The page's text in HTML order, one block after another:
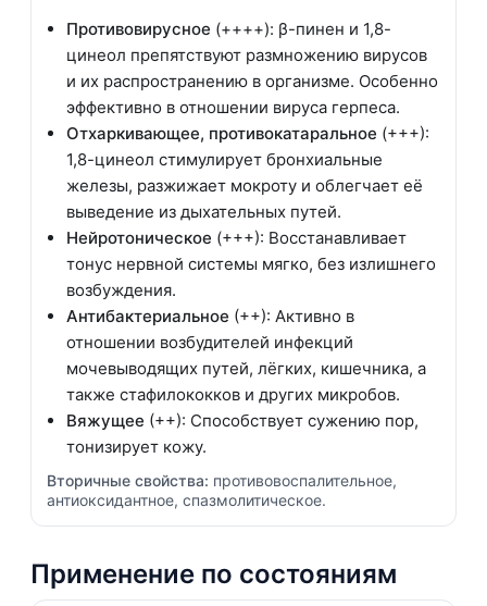
Противовирусное (++++): β-пинен и 1,8-
цинеол препятствуют размножению вирусов
и их распространению в организме. Особенно
эффективно в отношении вируса герпеса.
Отхаркивающее, противокатаральное (+++):
1,8-цинеол стимулирует бронхиальные
железы, разжижает мокроту и облегчает её
выведение из дыхательных путей.
Нейротоническое (+++): Восстанавливает
тонус нервной системы мягко, без излишнего
возбуждения.
Антибактериальное (++): Активно в
отношении возбудителей инфекций
мочевыводящих путей, лёгких, кишечника, а
также стафилококков и других микробов.
Вяжущее (++): Способствует сужению пор,
тонизирует кожу.
Вторичные свойства: противовоспалительное,
антиоксидантное, спазмолитическое.
Применение по состояниям